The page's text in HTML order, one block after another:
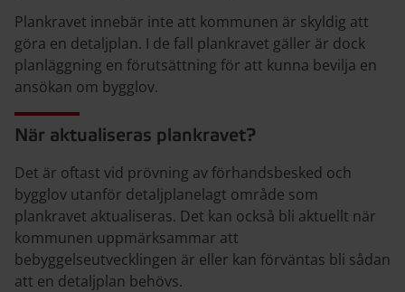
Plankravet innebär inte att kommunen är skyldig att
göra en detaljplan. I de fall plankravet gäller är dock
planläggning en förutsättning för att kunna bevilja en
ansökan om bygglov.
När aktualiseras plankravet?
Det är oftast vid prövning av förhandsbesked och
bygglov utanför detaljplanelagt område som
plankravet aktualiseras. Det kan också bli aktuellt när
kommunen uppmärksammar att
bebyggelseutvecklingen är eller kan förväntas bli sådan
att en detaljplan behövs.